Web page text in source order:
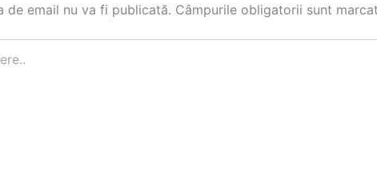
de email nu va fi publicată. Câmpurile obligatorii sunt